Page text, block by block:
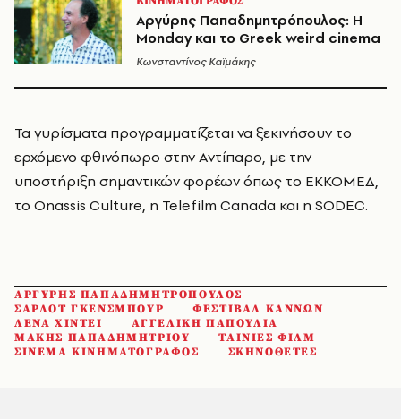
Αργύρης Παπαδημητρόπουλος: Η
Monday και το Greek weird cinema
Κωνσταντίνος Καϊμάκης
Τα γυρίσματα προγραμματίζεται να ξεκινήσουν το
ερχόμενο φθινόπωρο στην Αντίπαρο, με την
υποστήριξη σημαντικών φορέων όπως το ΕΚΚΟΜΕΔ,
το Onassis Culture, η Telefilm Canada και η SODEC.
ΑΡΓΥΡΗΣ ΠΑΠΑΔΗΜΗΤΡΟΠΟΥΛΟΣ
ΣΑΡΛΟΤ ΓΚΕΝΣΜΠΟΥΡ
ΦΕΣΤΙΒΑΛ ΚΑΝΝΩΝ
ΛΕΝΑ ΧΙΝΤΕΙ
ΑΓΓΕΛΙΚΗ ΠΑΠΟΥΛΙΑ
ΜΑΚΗΣ ΠΑΠΑΔΗΜΗΤΡΙΟΥ
ΤΑΙΝΙΕΣ ΦΙΛΜ
ΣΙΝΕΜΑ ΚΙΝΗΜΑΤΟΓΡΑΦΟΣ
ΣΚΗΝΟΘΕΤΕΣ